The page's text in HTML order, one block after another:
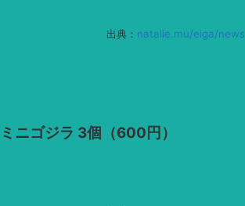
出典： natalie.mu/eiga/news
ミニゴジラ 3個（600円）